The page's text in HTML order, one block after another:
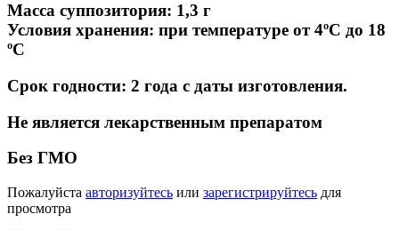
Масса суппозитория: 1,3 г
Условия хранения: при температуре от 4ºС до 18
ºС
Срок годности: 2 года с даты изготовления.
Не является лекарственным препаратом
Без ГМО
Пожалуйста авторизуйтесь или зарегистрируйтесь для
просмотра